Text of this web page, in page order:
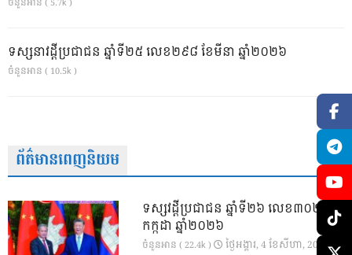
ទស្សនាវដ្ដីប្រជាជន ឆ្នាំទី២៥ លេខ២៩៨ ខែមីនា ឆ្នាំ២០២៦
ចំនួនអាន ( 10.5k )
ព័ត៌មានពេញនិយម
ទស្សវដ្តីប្រជាជន ឆ្នាំទី២៦ លេខ៣០២ ខែ
កក្កដា ឆ្នាំ២០២៦
ចំនួនអាន ( 22.4k ) ថ្ងៃ​អង្គារ, 4 ខែ​សីហា, 2026